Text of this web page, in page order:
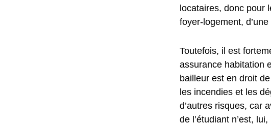
locataires, donc pour
foyer-logement,
Toutefois, il est
assurance habitation
bailleur est en droit
les incendies et les
d’autres risques, car
de l’étudiant n’est,